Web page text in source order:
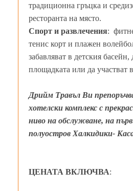
традиционна гръцка и
ресторанта на място.
Спорт и развлечения:
тенис корт и плажен
забавляват в детския басейн,
площадката или да участват
Дрийм Травъл Ви
хотелски комплекс с
ниво на обслужване, на
полуостров Халкидики-
ЦЕНАТА ВКЛЮЧВА: